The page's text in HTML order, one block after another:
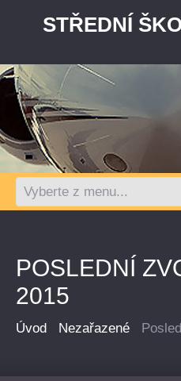
STŘEDNÍ
POSLEDNÍ
2015
Úvod Nezařazené